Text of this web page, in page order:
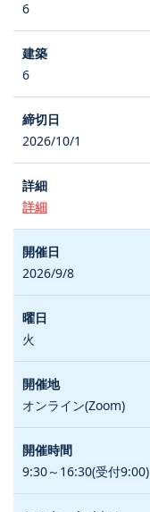
6
6
2026/10/1
詳細
2026/9/8
火
オンライン(Zoom)
9:30～16:30(受付9:00)